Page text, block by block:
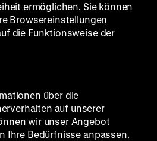
ermöglichen. Sie können
Browsereinstellungen
die Funktionsweise der
über die
auf unserer
wir unser Angebot
Ihre Bedürfnisse anpassen.